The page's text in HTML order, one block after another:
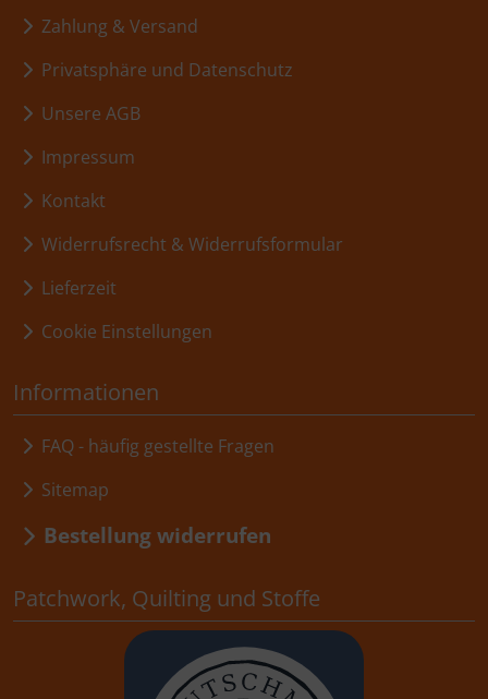
Zahlung & Versand
Privatsphäre und Datenschutz
Unsere AGB
Impressum
Kontakt
Widerrufsrecht & Widerrufsformular
Lieferzeit
Cookie Einstellungen
Informationen
FAQ - häufig gestellte Fragen
Sitemap
Bestellung widerrufen
Patchwork, Quilting und Stoffe